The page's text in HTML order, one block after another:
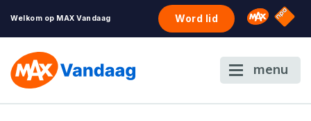
Welkom op MAX Vandaag Word lid Omroep
NPO
menu